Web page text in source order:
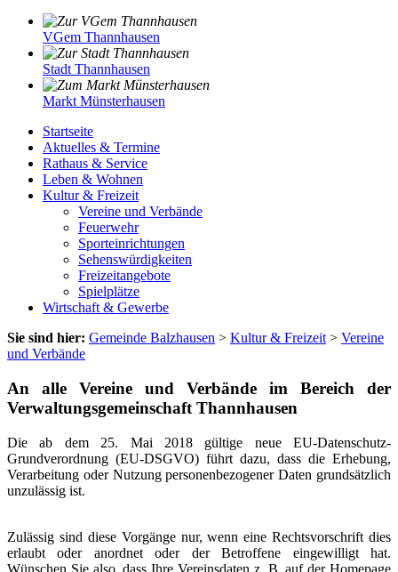
VGem Thannhausen
Stadt Thannhausen
Markt Münsterhausen
Startseite
Aktuelles & Termine
Rathaus & Service
Leben & Wohnen
Kultur & Freizeit
Vereine und Verbände
Feuerwehr
Sporteinrichtungen
Sehenswürdigkeiten
Freizeitangebote
Spielplätze
Wirtschaft & Gewerbe
Sie sind hier: Gemeinde Balzhausen > Kultur & Freizeit > Vereine
und Verbände
An alle Vereine und Verbände im Bereich der
Verwaltungsgemeinschaft Thannhausen
Die ab dem 25. Mai 2018 gültige neue EU-Datenschutz-
Grundverordnung (EU-DSGVO) führt dazu, dass die Erhebung,
Verarbeitung oder Nutzung personenbezogener Daten grundsätzlich
unzulässig ist.
Zulässig sind diese Vorgänge nur, wenn eine Rechtsvorschrift dies
erlaubt oder anordnet oder der Betroffene eingewilligt hat.
Wünschen Sie also, dass Ihre Vereinsdaten z. B. auf der Homepage